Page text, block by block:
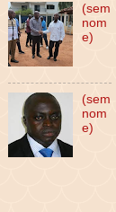
(sem
nom
e)
(sem
nom
e)